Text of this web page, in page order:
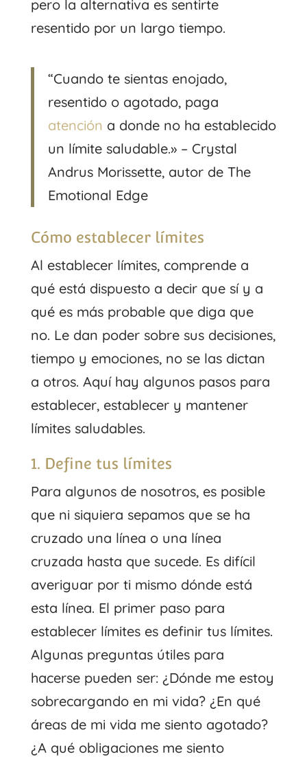
pero la alternativa es sentirte
resentido por un largo tiempo.
“Cuando te sientas enojado,
resentido o agotado, paga
atención a donde no ha establecido
un límite saludable.» – Crystal
Andrus Morissette, autor de The
Emotional Edge
Cómo establecer límites
Al establecer límites, comprende a
qué está dispuesto a decir que sí y a
qué es más probable que diga que
no. Le dan poder sobre sus decisiones,
tiempo y emociones, no se las dictan
a otros. Aquí hay algunos pasos para
establecer, establecer y mantener
límites saludables.
1. Define tus límites
Para algunos de nosotros, es posible
que ni siquiera sepamos que se ha
cruzado una línea o una línea
cruzada hasta que sucede. Es difícil
averiguar por ti mismo dónde está
esta línea. El primer paso para
establecer límites es definir tus límites.
Algunas preguntas útiles para
hacerse pueden ser: ¿Dónde me estoy
sobrecargando en mi vida? ¿En qué
áreas de mi vida me siento agotado?
¿A qué obligaciones me siento